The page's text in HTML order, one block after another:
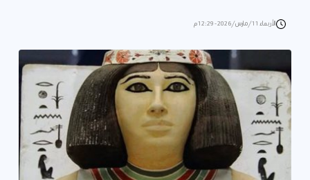
الأربعاء 11/مارس/2026 - 12:29 م